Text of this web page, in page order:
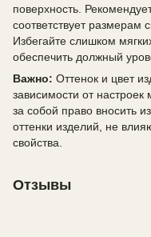
поверхность.
соответствует размерам
Избегайте слишком
обеспечить должный
Важно: Оттенок и цвет
зависимости от
за собой право вносить
оттенки изделий, не
свойства.
Отзывы